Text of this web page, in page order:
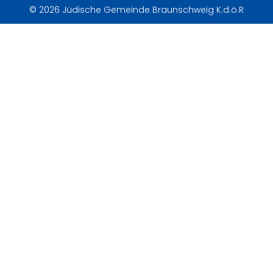
© 2026 Jüdische Gemeinde Braunschweig K.d.ö.R